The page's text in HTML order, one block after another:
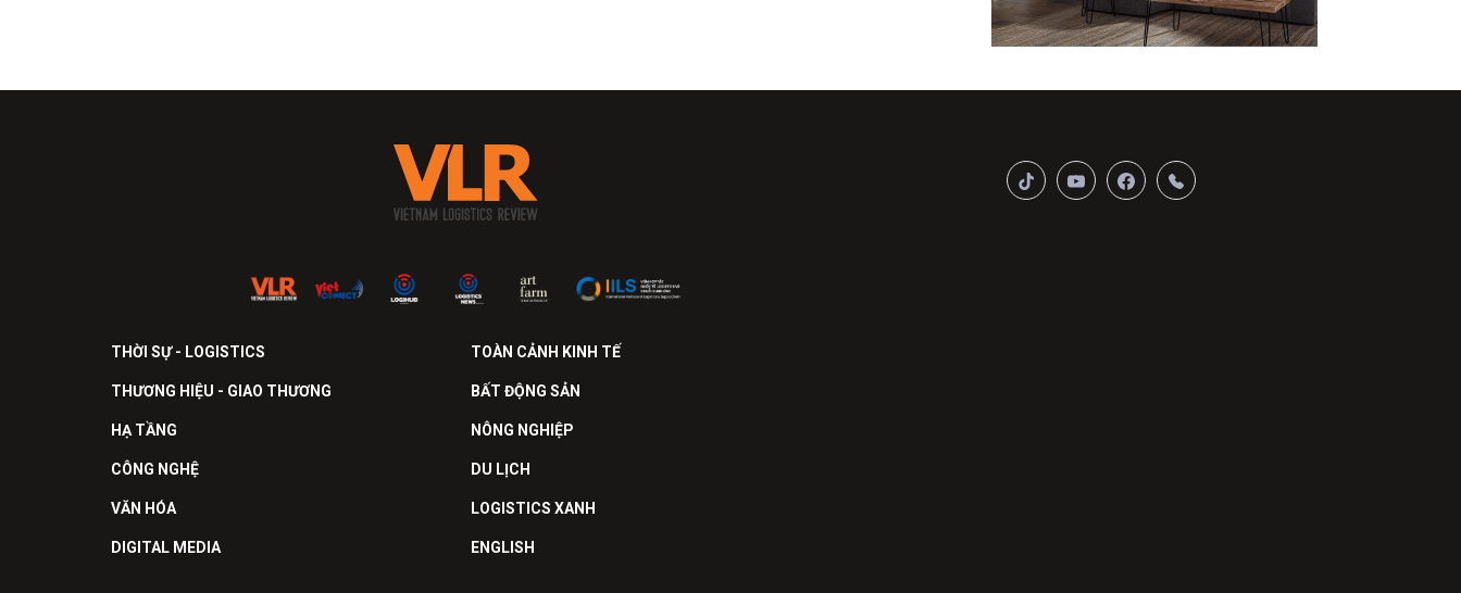
THỜI SỰ - LOGISTICS TOÀN CẢNH KINH TẾ
THƯƠNG HIỆU - GIAO THƯƠNG BẤT ĐỘNG SẢN
HẠ TẦNG NÔNG NGHIỆP
CÔNG NGHỆ DU LỊCH
VĂN HÓA LOGISTICS XANH
DIGITAL MEDIA ENGLISH